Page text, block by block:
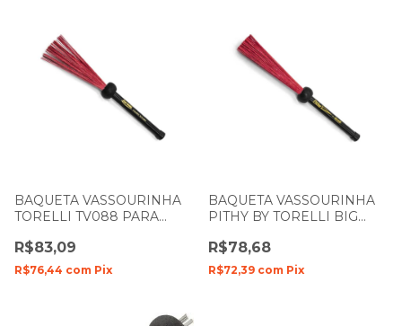
BAQUETA VASSOURINHA
TORELLI TV088 PARA
R$83,09
R$76,44 com Pix
BAQUETA VASSOURINHA
PITHY BY TORELLI BIG
R$78,68
R$72,39 com Pix